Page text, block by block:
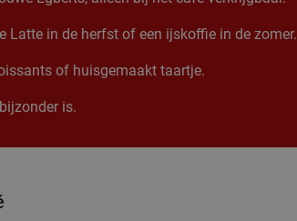
Latte in de herfst of een ijskoffie in de zomer.
of huisgemaakt taartje.
is.